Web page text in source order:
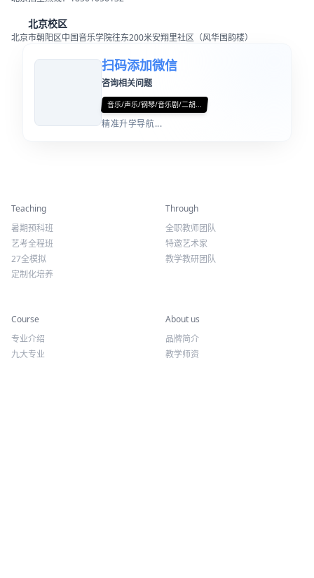
北京校区
北京市朝阳区中国音乐学院往东200米安翔里社区（风华国韵楼）
扫码添加微信
咨询相关问题
音乐/声乐/钢琴/音乐剧/二胡...
精准升学导航...
Teaching
暑期预科班
艺考全程班
27全模拟
定制化培养
Through
全职教师团队
特邀艺术家
教学教研团队
Course
专业介绍
九大专业
About us
品牌简介
教学师资